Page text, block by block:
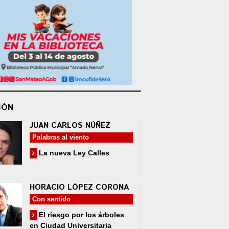
JUAN CARLOS NÚÑEZ
Palabras al viento
La nueva Ley Calles
HORACIO LÓPEZ CORONA
Con sentido
El riesgo por los árboles
en Ciudad Universitaria